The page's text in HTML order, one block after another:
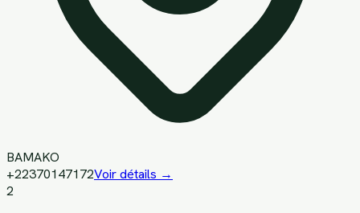
BAMAKO
+22370147172Voir détails →
2